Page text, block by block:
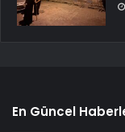
En Güncel